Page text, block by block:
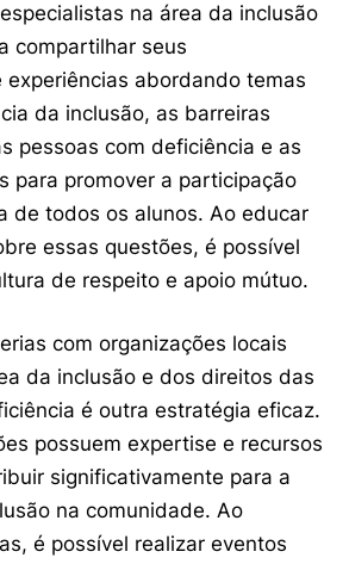
na área da inclusão
compartilhar seus
experiências abordando temas
da inclusão, as barreiras
pessoas com deficiência e as
para promover a participação
de todos os alunos. Ao educar
essas questões, é possível
de respeito e apoio mútuo.
com organizações locais
da inclusão e dos direitos das
é outra estratégia eficaz.
possuem expertise e recursos
significativamente para a
na comunidade. Ao
é possível realizar eventos